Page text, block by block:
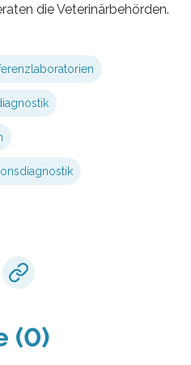
die Veterinärbehörden.
(0)